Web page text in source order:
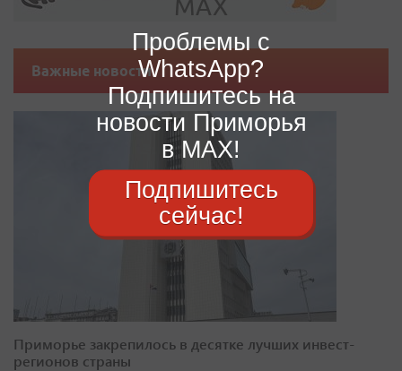
Важные новости
Приморье закрепилось в десятке лучших инвест-
регионов страны
Проблемы с
WhatsApp?
Подпишитесь на
новости Приморья
в MAX!
Подпишитесь
сейчас!